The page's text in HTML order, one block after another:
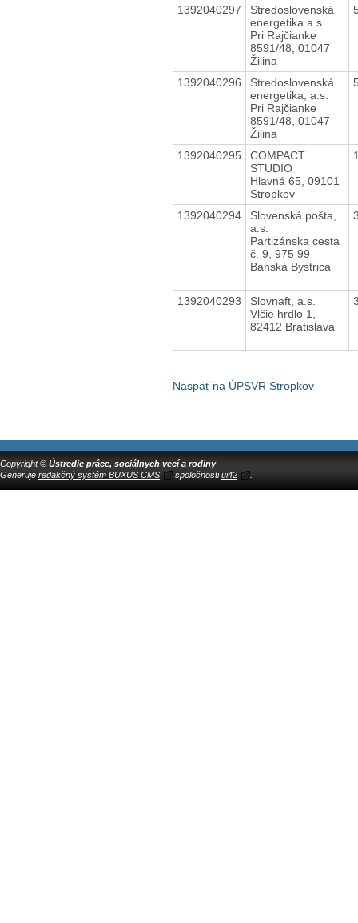
1392040297
Stredoslovenská
energetika a.s.
Pri Rajčianke
8591/48, 01047
Žilina
1392040296
Stredoslovenská
energetika, a.s.
Pri Rajčianke
8591/48, 01047
Žilina
1392040295
COMPACT
STUDIO
Hlavná 65, 09101
Stropkov
1392040294
Slovenská pošta,
a.s.
Partizánska cesta
č. 9, 975 99
Banská Bystrica
1392040293
Slovnaft, a.s.
Vlčie hrdlo 1,
82412 Bratislava
Naspäť na ÚPSVR Stropkov
Copyright © Ústredie práce, sociálnych vecí a rodiny
Generuje redakčný systém BUXUS CMS spoločnostiui42